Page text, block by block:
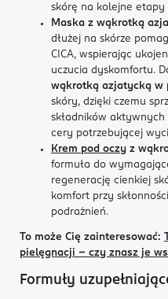
skórę na kolejne etapy
Maska z wąkrotką
dłużej na skórze
CICA, wspierając
uczucia dyskomfortu.
wąkrotką azjatycką w
skóry, dzięki czemu
składników
cery potrzebującej
Krem pod oczy z
formuła do
regenerację cienkiej
komfort przy
podrażnień.
To może Cię zainteresować:
pielęgnacji - czy znasz je
Formuły